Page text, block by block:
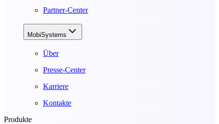
Partner-Center
MobiSystems
Über
Presse-Center
Karriere
Kontakte
Produkte